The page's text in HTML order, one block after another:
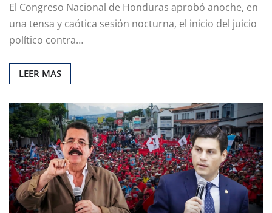
El Congreso Nacional de Honduras aprobó anoche, en
una tensa y caótica sesión nocturna, el inicio del juicio
político contra…
LEER MAS